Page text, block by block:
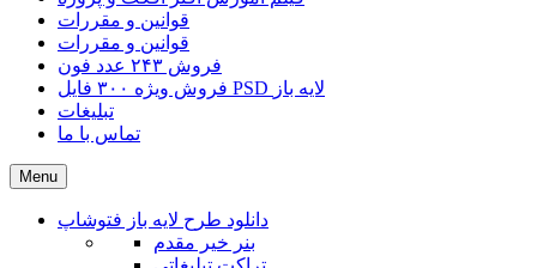
قوانین و مقررات
قوانین و مقررات
فروش ۲۴۳ عدد فون
فروش ویژه ۳۰۰ فایل PSD لایه باز
تبلیغات
تماس با ما
Menu
دانلود طرح لایه باز فتوشاپ
بنر خیر مقدم